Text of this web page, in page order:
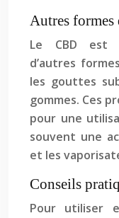
Autres formes
Le CBD est
d’autres
les gouttes
gommes. Ces
pour une
souvent une
et les
Conseils
Pour utiliser